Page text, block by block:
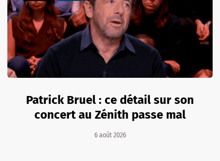
Patrick Bruel : ce détail sur son
concert au Zénith passe mal
6 août 2026